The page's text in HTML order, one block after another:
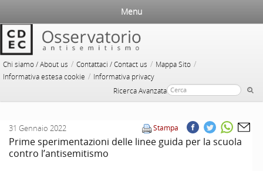
Chi siamo / About us / Contattaci / Contact us / Mappa Sito /
Informativa estesa cookie / Informativa privacy
Ricerca Avanzata
Menu
Stampa
31 Gennaio 2022
Prime sperimentazioni delle linee guida per la scuola
contro l’antisemitismo